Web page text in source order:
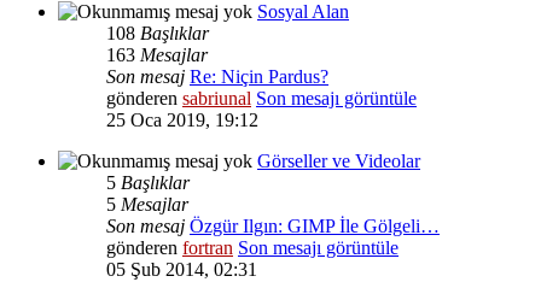
Sosyal Alan
108 Başlıklar
163 Mesajlar
Son mesaj Re: Niçin Pardus?
gönderen sabriunal Son mesajı görüntüle
25 Oca 2019, 19:12
Görseller ve Videolar
5 Başlıklar
5 Mesajlar
Son mesaj Özgür Ilgın: GIMP İle Gölgeli…
gönderen fortran Son mesajı görüntüle
05 Şub 2014, 02:31